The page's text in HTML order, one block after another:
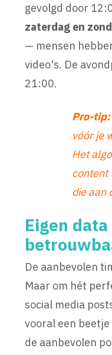
gevolgd door
zaterdag en
— mensen
video's. De
21:00.
Pro-tip:
vóór je
Het
content
die aan
Eigen
De aanbevolen
Maar om hét
social media
vooral een
de aanbevolen